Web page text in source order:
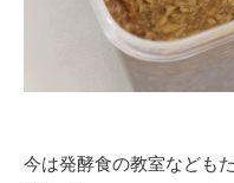
今は発酵食の教室なども